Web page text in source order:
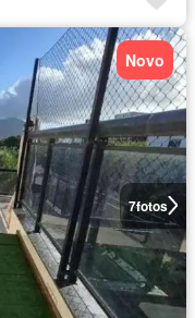
7fotos
Novo